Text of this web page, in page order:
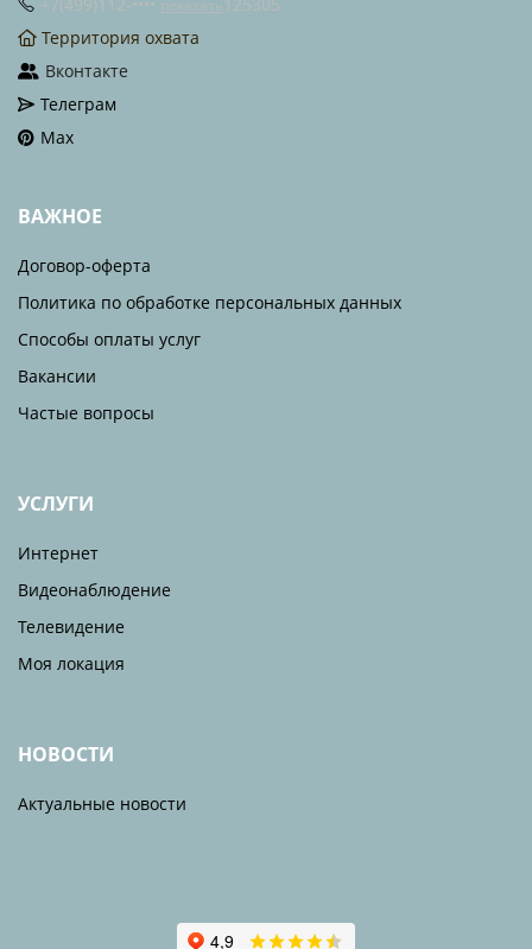
показать
Территория охвата
Вконтакте
Телеграм
Max
ВАЖНОЕ
Договор-оферта
Политика по обработке персональных данных
Способы оплаты услуг
Вакансии
Частые вопросы
УСЛУГИ
Интернет
Видеонаблюдение
Телевидение
Моя локация
НОВОСТИ
Актуальные новости